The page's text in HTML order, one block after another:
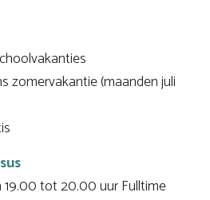
zomervakantie (maanden juli
tot 20.00 uur Fulltime